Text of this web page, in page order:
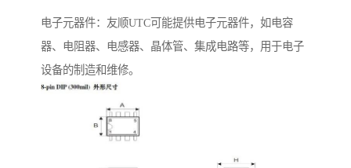
电子元器件：友顺UTC可能提供电子元器件，如电容
器、电阻器、电感器、晶体管、集成电路等，用于电子
设备的制造和维修。